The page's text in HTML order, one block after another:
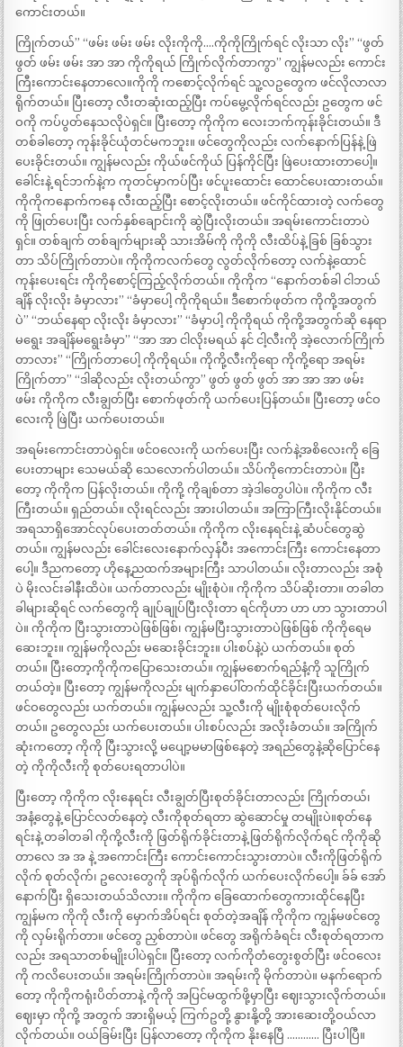
ကောင်းတယ်။
ကြိုက်တယ်” “ဖမ်း ဖမ်း ဖမ်း လိုးကိုကို….ကိုကိုကြိုက်ရင် လိုးသာ လိုး” “ဖွတ်
ဖွတ် ဖမ်း ဖမ်း အာ အာ ကိုကိုရယ် ကြိုက်လိုက်တာကွာ” ကျွန်မလည်း ကောင်း
ကြီးကောင်းနေတာလေ။ကိုကို ကစောင့်လိုက်ရင် သူ့လဥတွေက ဖင်လိုလာလာ
ရိုက်တယ်။ ပြီးတော့ လီးတဆုံးထည့်ပြီး ကပ်မွေ့လိုက်ရင်လည်း ဥတွေက ဖင်
ဝကို ကပ်ပွတ်နေသလိုပဲရှင်။ ပြီးတော့ ကိုကိုက လေးဘက်ကုန်းခိုင်းတယ်။ ဒီ
တစ်ခါတော့ ကုန်းခိုင်ယုံတင်မကဘူး။ ဖင်တွေကိုလည်း လက်နောက်ပြန်နဲ့ ဖြဲ
ပေးခိုင်းတယ်။ ကျွန်မလည်း ကိုယ်ဖင်ကိုယ် ပြန်ကိုင်ပြီး ဖြဲပေးထားတာပေါ့။
ခေါင်းနဲ့ ရင်ဘက်နဲ့က ကုတင်မှာကပ်ပြီး ဖင်ပူးထောင်း ထောင်ပေးထားတယ်။
ကိုကိုကနောက်ကနေ လီးထည့်ပြီး စောင့်လိုးတယ်။ ဖင်ကိုင်ထားတဲ့ လက်တွေ
ကို ဖြုတ်ပေးပြီး လက်နှစ်ချောင်းကို ဆွဲပြီးလိုးတယ်။ အရမ်းကောင်းတာပဲ
ရှင်။ တစ်ချက် တစ်ချက်များဆို သားအိမ်ကို ကိုကို လီးထိပ်နဲ့ ခြစ် ခြစ်သွား
တာ သိပ်ကြိုက်တာပဲ။ ကိုကိုကလက်တွေ လွတ်လိုက်တော့ လက်နဲ့ထောင်
ကုန်းပေးရင်း ကိုကိုစောင့်ကြည့်လိုက်တယ်။ ကိုကိုက “နောက်တစ်ခါ ငါဘယ်
ချိန် လိုးလိုး ခံမှာလား” “ခံမှာပေါ့ ကိုကိုရယ်။ ဒီစောက်ဖုတ်က ကိုကို့အတွက်
ပဲ” “ဘယ်နေရာ လိုးလိုး ခံမှာလား” “ခံမှာပါ့ ကိုကိုရယ် ကိုကို့အတွက်ဆို နေရာ
မရွေး အချိန်မရွေးခံမှာ” “အာ အာ ငါလိုးမရယ် နင် ငါ့လီးကို အဲ့လောက်ကြိုက်
တာလား” “ကြိုက်တာပေါ့ ကိုကိုရယ်။ ကိုကို့လီးကိုရော ကိုကို့ရော အရမ်း
ကြိုက်တာ” “ဒါဆိုလည်း လိုးတယ်ကွာ” ဖွတ် ဖွတ် ဖွတ် အာ အာ အာ ဖမ်း
ဖမ်း ကိုကိုက လီးချွတ်ပြီး စောက်ဖုတ်ကို ယက်ပေးပြန်တယ်။ ပြီးတော့ ဖင်ဝ
လေးကို ဖြဲပြီး ယက်ပေးတယ်။
အရမ်းကောင်းတာပဲရှင်။ ဖင်ဝလေးကို ယက်ပေးပြီး လက်နဲ့အစိလေးကို ခြေ
ပေးတာများ သေမယ်ဆို သေလောက်ပါတယ်။ သိပ်ကိုကောင်းတာပဲ။ ပြီး
တော့ ကိုကိုက ပြန်လိုးတယ်။ ကိုကို့ ကိုချစ်တာ အဲ့ဒါတွေပါပဲ။ ကိုကိုက လီး
ကြီးတယ်။ ရှည်တယ်။ လိုးရင်လည်း အားပါတယ်။ အကြာကြီးလိုးနိုင်တယ်။
အရသာရှိအောင်လုပ်ပေးတတ်တယ်။ ကိုကိုက လိုးနေရင်းနဲ့ ဆံပင်တွေဆွဲ
တယ်။ ကျွန်မလည်း ခေါင်းလေးနောက်လှန်ပီး အကောင်းကြီး ကောင်းနေတာ
ပေါ့။ ဒီညကတော့ ဟိုနေ့ညထက်အများကြီး သာပါတယ်။ လိုးတာလည်း အစုံ
ပဲ မိုးလင်းခါနီးထိပဲ။ ယက်တာလည်း မျိုးစုံပဲ။ ကိုကိုက သိပ်ဆိုးတာ။ တခါတ
ခါများဆိုရင် လက်တွေကို ချုပ်ချုပ်ပြီးလိုးတာ ရင်ကိုဟာ ဟာ ဟာ သွားတာပါ
ပဲ။ ကိုကိုက ပြီးသွားတာပဲဖြစ်ဖြစ်၊ ကျွန်မပြီးသွားတာပဲဖြစ်ဖြစ် ကိုကိုရေမ
ဆေးဘူး။ ကျွန်မကိုလည်း မဆေးခိုင်းဘူး။ ပါးစပ်နဲ့ပဲ ယက်တယ်။ စုတ်
တယ်။ ပြီးတော့ကိုကိုကပြောသေးတယ်။ ကျွန်မစောက်ရည်နံ့ကို သူကြိုက်
တယ်တဲ့။ ပြီးတော့ ကျွန်မကိုလည်း မျက်နှာပေါ်တက်ထိုင်ခိုင်းပြီးယက်တယ်။
ဖင်ဝတွေလည်း ယက်တယ်။ ကျွန်မလည်း သူ့လီးကို မျိုးစုံစုတ်ပေးလိုက်
တယ်။ ဥတွေလည်း ယက်ပေးတယ်။ ပါးစပ်လည်း အလိုးခံတယ်။ အကြိုက်
ဆုံးကတော့ ကိုကို ပြီးသွားလို့ မပျော့မမာဖြစ်နေတဲ့ အရည်တွေနဲ့ဆိုပြောင်နေ
တဲ့ ကိုကိုလီးကို စုတ်ပေးရတာပါပဲ။
ပြီးတော့ ကိုကိုက လိုးနေရင်း လီးချွတ်ပြီးစုတ်ခိုင်းတာလည်း ကြိုက်တယ်၊
အနံ့တွေနဲ့ ပြောင်လတ်နေတဲ့ လီးကိုစုတ်ရတာ ဆွဲဆောင်မှု တမျိုးပဲ။စုတ်နေ
ရင်းနဲ့ တခါတခါ ကိုကို့လီးကို ဖြတ်ရိုက်ခိုင်းတာနဲ့ ဖြတ်ရိုက်လိုက်ရင် ကိုကိုဆို
တာလေ အ အ နဲ့ အကောင်းကြီး ကောင်းကောင်းသွားတာပဲ။ လီးကိုဖြတ်ရိုက်
လိုက် စုတ်လိုက်၊ ဥလေးတွေကို အုပ်ရိုက်လိုက် ယက်ပေးလိုက်ပေါ့။ ခ်ခ် အော်
နောက်ပြီး ရှိသေးတယ်သိလား။ ကိုကိုက ခြေထောက်တွေကားထိုင်နေပြီး
ကျွန်မက ကိုကို လီးကို မှောက်အိပ်ရင်း စုတ်တဲ့အချိန် ကိုကိုက ကျွန်မဖင်တွေ
ကို လှမ်းရိုက်တာ။ ဖင်တွေ ညှစ်တာပဲ။ ဖင်တွေ အရိုက်ခံရင်း လီးစုတ်ရတာက
လည်း အရသာတစ်မျိုးပါပဲရှင်။ ပြီးတော့ လက်ကိုတံတွေးစွတ်ပြီး ဖင်ဝလေး
ကို ကလိပေးတယ်။ အရမ်းကြိုက်တာပဲ။ အရမ်းကို မိုက်တာပဲ။ မနက်ရောက်
တော့ ကိုကိုကရုံးပိတ်တာနဲ့ ကိုကို အပြင်မထွက်ဖို့မှာပြီး ဈေးသွားလိုက်တယ်။
ဈေးမှာ ကိုကို့ အတွက် အားရှိမယ့် ကြက်ဥတို့ နွားနို့တို့ အားဆေးတို့ဝယ်လာ
လိုက်တယ်။ ဝယ်ခြမ်းပြီး ပြန်လာတော့ ကိုကိုက နိုးနေပြီ ………… ပြီးပါပြီ။